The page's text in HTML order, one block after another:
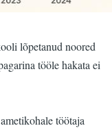
lõpetanud noored
tööle hakata ei
töötaja